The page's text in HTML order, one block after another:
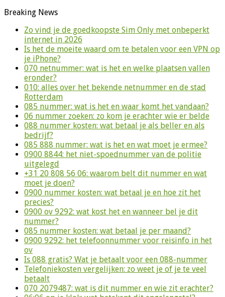
Breaking News
Zo vind je de goedkoopste Sim Only met onbeperkt
internet in 2026
Is het de moeite waard om te betalen voor een VPN op
je iPhone?
070 netnummer: wat is het en welke plaatsen vallen
eronder?
010: alles over het bekende netnummer en de stad
Rotterdam
085 nummer: wat is het en waar komt het vandaan?
06 nummer zoeken: zo kom je erachter wie er belde
088 nummer kosten: wat betaal je als beller en als
bedrijf?
085 888 nummer: wat is het en wat moet je ermee?
0900 8844: het niet-spoednummer van de politie
uitgelegd
+31 20 808 56 06: waarom belt dit nummer en wat
moet je doen?
0900 nummer kosten: wat betaal je en hoe zit het
precies?
0900 ov 9292: wat kost het en wanneer bel je dit
nummer?
085 nummer kosten: wat betaal je per maand?
0900 9292: het telefoonnummer voor reisinfo in het
ov
Is 088 gratis? Wat je betaalt voor een 088-nummer
Telefoniekosten vergelijken: zo weet je of je te veel
betaalt
070 2079487: wat is dit nummer en wie zit erachter?